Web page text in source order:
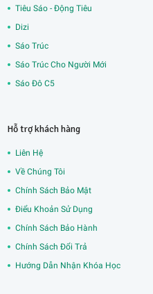
Tiêu Sáo - Động Tiêu
Dizi
Sáo Trúc
Sáo Trúc Cho Người Mới
Sáo Đô C5
Hỗ trợ khách hàng
Liên Hệ
Về Chúng Tôi
Chính Sách Bảo Mật
Điểu Khoản Sử Dụng
Chính Sách Bảo Hành
Chính Sách Đổi Trả
Hướng Dẫn Nhận Khóa Học